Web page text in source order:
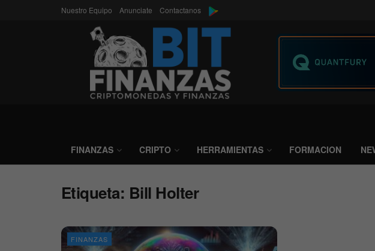
Nuestro Equipo Anunciate Contactanos
FINANZAS CRIPTO HERRAMIENTAS FORMACION
Etiqueta: Bill Holter
FINANZAS